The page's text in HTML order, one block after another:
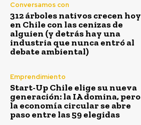
Conversamos con
312 árboles nativos crecen hoy
en Chile con las cenizas de
alguien (y detrás hay una
industria que nunca entró al
debate ambiental)
Emprendimiento
Start-Up Chile elige su nueva
generación: la IA domina, pero
la economía circular se abre
paso entre las 59 elegidas